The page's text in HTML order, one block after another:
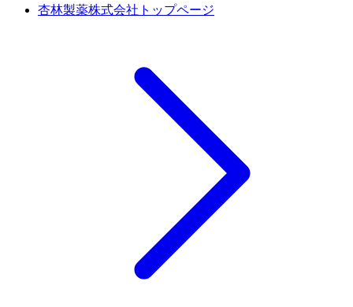
杏林製薬株式会社トップページ